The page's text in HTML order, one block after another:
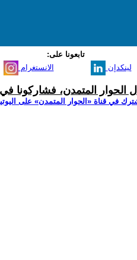
تابعونا على:
الانستغرام لينكدإن
الحوار المتمدن، فشاركونا
في قناة ‫«الحوار المتمدن» على